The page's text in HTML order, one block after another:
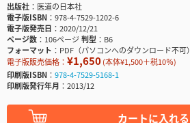
出版社
医道の日本社
電子版ISBN
978-4-7529-1202-6
電子版発売日
2020/12/21
ページ数
106ページ判型
B6
フォーマット
PDF（パソコンへのダウンロード不可）
電子版販売価格： ¥1,650(本体¥1,500＋税10％)
印刷版ISBN
978-4-7529-5168-1
印刷版発行年月
2013/12
カートに入れる